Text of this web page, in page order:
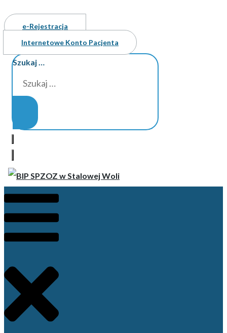
e-Rejestracja
Internetowe Konto Pacjenta
Szukaj …